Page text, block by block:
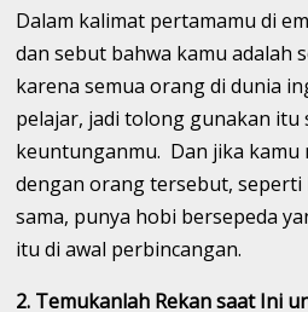
Dalam kalimat pertamamu di
dan sebut bahwa kamu adalah
karena semua orang di dunia
pelajar, jadi tolong gunakan itu
keuntunganmu. Dan jika kamu
dengan orang tersebut, seperti
sama, punya hobi bersepeda
itu di awal perbincangan.
2. Temukanlah Rekan saat Ini